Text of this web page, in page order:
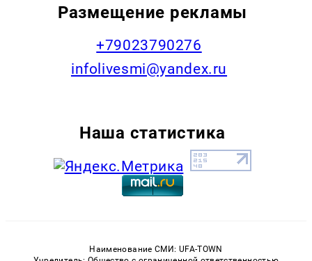
Размещение рекламы
+79023790276
infolivesmi@yandex.ru
Наша статистика
Наименование СМИ: UFA-TOWN